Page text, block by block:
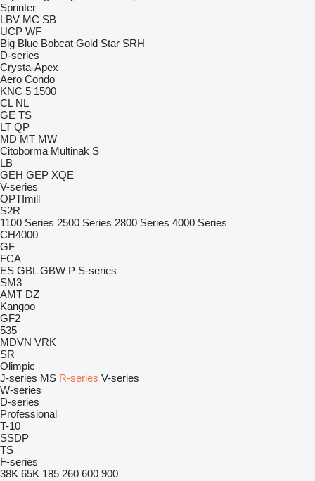
Sprinter
LBV MC SB
UCP WF
Big Blue Bobcat Gold Star SRH
D-series
Crysta-Apex
Aero Condo
KNC 5 1500
CL NL
GE TS
LT QP
MD MT MW
Citoborma Multinak S
LB
GEH GEP XQE
V-series
OPTImill
S2R
1100 Series 2500 Series 2800 Series 4000 Series
CH4000
GF
FCA
ES GBL GBW P S-series
SM3
AMT DZ
Kangoo
GF2
535
MDVN VRK
SR
Olimpic
J-series MS R-series V-series
W-series
D-series
Professional
T-10
SSDP
TS
F-series
38K 65K 185 260 600 900